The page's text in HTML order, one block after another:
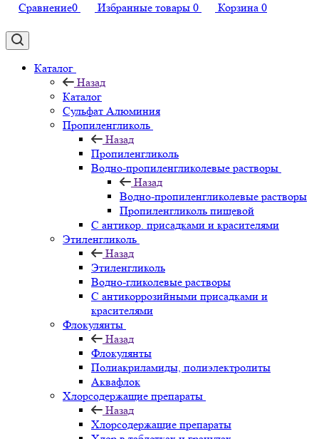
Сравнение0 Избранные товары 0 Корзина 0
Каталог
Назад
Каталог
Сульфат Алюминия
Пропиленгликоль
Назад
Пропиленгликоль
Водно-пропиленгликолевые растворы
Назад
Водно-пропиленгликолевые растворы
Пропиленгликоль пищевой
С антикор. присадками и красителями
Этиленгликоль
Назад
Этиленгликоль
Водно-гликолевые растворы
С антикоррозийными присадками и
красителями
Флокулянты
Назад
Флокулянты
Полиакриламиды, полиэлектролиты
Аквафлок
Хлорсодержащие препараты
Назад
Хлорсодержащие препараты